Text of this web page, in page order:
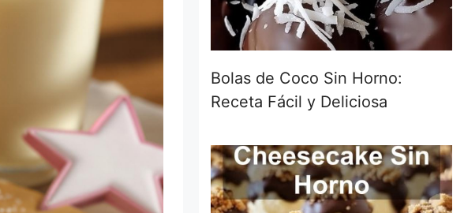
Bolas de Coco Sin Horno:
Receta Fácil y Deliciosa